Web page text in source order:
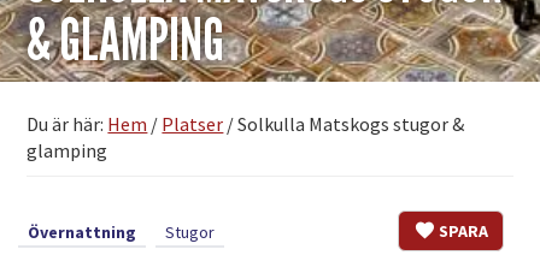
& GLAMPING
Du är här: Hem / Platser /Solkulla Matskogs stugor &
glamping
SPARA
Övernattning Stugor